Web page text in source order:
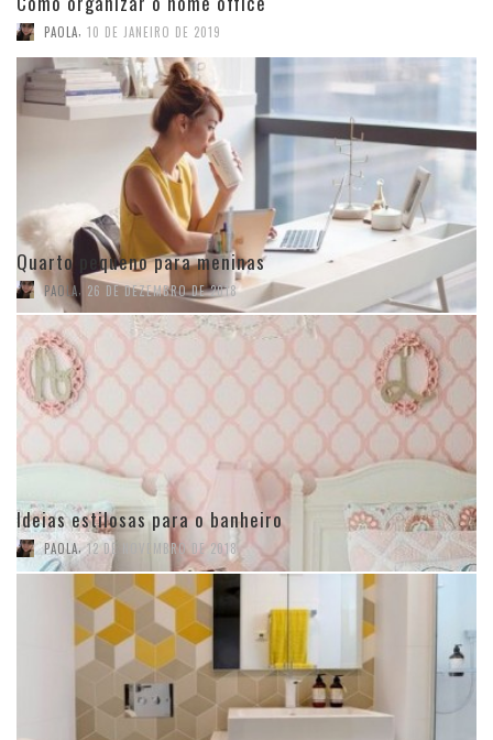
PAOLA 10 DE JANEIRO DE 2019
Quarto pequeno para meninas
PAOLA, 26 DE DEZEMBRO DE 2018
Ideias estilosas para o banheiro
PAOLA, 12 DE NOVEMBRO DE 2018